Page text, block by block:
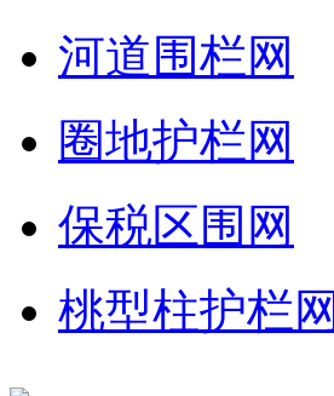
河道围栏网
圈地护栏网
保税区围网
桃型柱护栏网